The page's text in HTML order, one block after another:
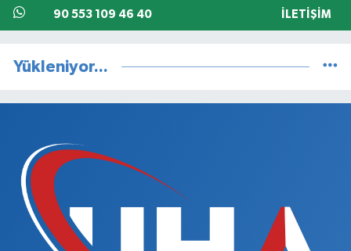
90 553 109 46 40 İLETIŞIM
Yükleniyor...